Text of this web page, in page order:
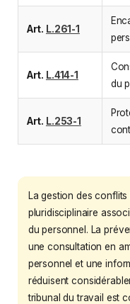
Art. L.261-1
Art. L.414-1
du
Art. L.253-1
La gestion des
pluridisciplinaire
du personnel. La
une consultation en
personnel et une
réduisent
tribunal du travail est